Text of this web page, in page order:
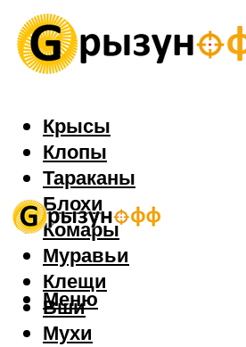
Крысы
Клопы
Тараканы
Блохи
Комары
Муравьи
Клещи
Вши
Мухи
Меню